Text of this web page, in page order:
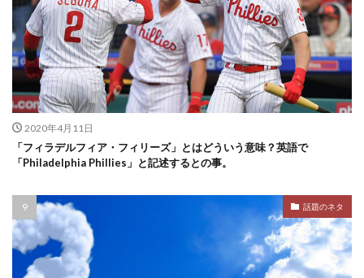
2020年4月11日
「フィラデルフィア・フィリーズ」とはどういう意味？英語で
「Philadelphia Phillies」と記述するとの事。
話題のネタ